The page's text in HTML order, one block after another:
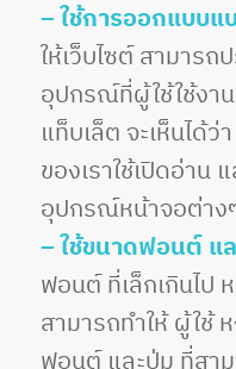
– ใช้การออกแบบแ
ให้เว็บไซต์ สามาร
อุปกรณ์ที่ผู้ใช้ใช้งา
แท็บเล็ต จะเห็นได้ว่
ของเราใช้เปิดอ่าน
อุปกรณ์หน้าจอต่าง
– ใช้ขนาดฟอนต์ แ
ฟอนต์ ที่เล็กเกินไป
สามารถทำให้ ผู้ใช้
ฟอนต์ และปุ่ม ที่สาม